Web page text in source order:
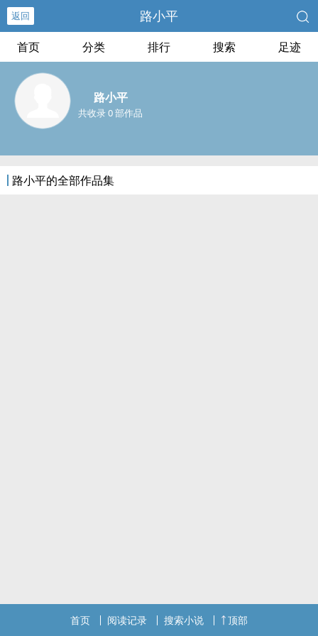
返回 路小平
首页 分类 排行 搜索 足迹
路小平
共收录 0 部作品
路小平的全部作品集
首页 阅读记录 搜索小说 顶部